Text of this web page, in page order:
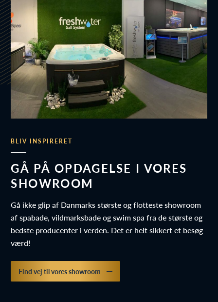
BLIV INSPIRERET
GÅ PÅ OPDAGELSE I VORES
SHOWROOM
Gå ikke glip af Danmarks største og flotteste showroom
af spabade, vildmarksbade og swim spa fra de største og
bedste producenter i verden. Det er helt sikkert et besøg
værd!
Find vej til vores showroom